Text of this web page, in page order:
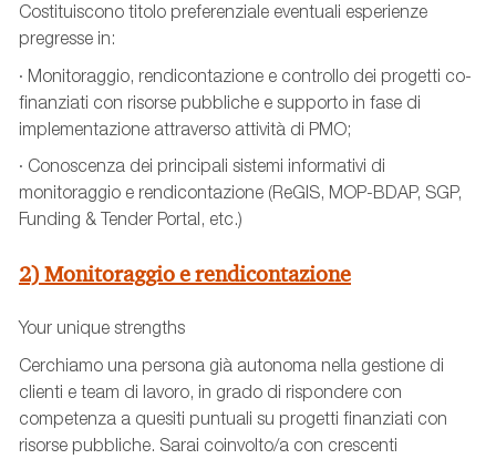
Costituiscono titolo preferenziale eventuali esperienze
pregresse in:
· Monitoraggio, rendicontazione e controllo dei progetti co-
finanziati con risorse pubbliche e supporto in fase di
implementazione attraverso attività di PMO;
· Conoscenza dei principali sistemi informativi di
monitoraggio e rendicontazione (ReGIS, MOP-BDAP, SGP,
Funding & Tender Portal, etc.)
2) Monitoraggio e rendicontazione
Your unique strengths
Cerchiamo una persona già autonoma nella gestione di
clienti e team di lavoro, in grado di rispondere con
competenza a quesiti puntuali su progetti finanziati con
risorse pubbliche. Sarai coinvolto/a con crescenti